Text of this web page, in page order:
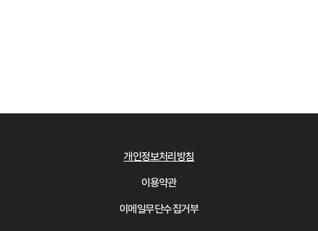
개인정보처리방침
이용약관
이메일무단수집거부